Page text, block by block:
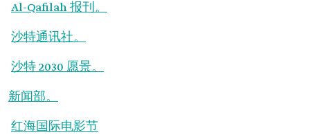
Al-Qafilah 报刊。
沙特通讯社。
沙特 2030 愿景。
新闻部。
红海国际电影节